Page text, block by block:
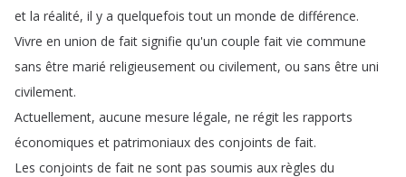
et la réalité, il y a quelquefois tout un monde de différence.
Vivre en union de fait signifie qu'un couple fait vie commune
sans être marié religieusement ou civilement, ou sans être uni
civilement.
Actuellement, aucune mesure légale, ne régit les rapports
économiques et patrimoniaux des conjoints de fait.
Les conjoints de fait ne sont pas soumis aux règles du